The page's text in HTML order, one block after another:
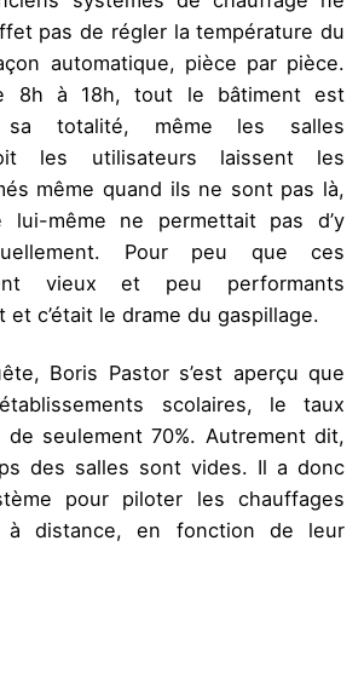
pas de régler la température du
automatique, pièce par pièce.
8h à 18h, tout le bâtiment est
sa totalité, même les salles
les utilisateurs laissent les
même quand ils ne sont pas là,
lui-même ne permettait pas d’y
Pour peu que ces
vieux et peu performants
c’était le drame du gaspillage.
Boris Pastor s’est aperçu que
scolaires, le taux
de seulement 70%. Autrement dit,
des salles sont vides. Il a donc
pour piloter les chauffages
à distance, en fonction de leur